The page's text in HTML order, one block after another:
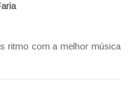
ritmo com a melhor música